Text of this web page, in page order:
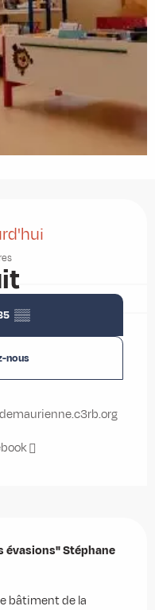
▒▒
nous
évasions" Stéphane
bâtiment de la